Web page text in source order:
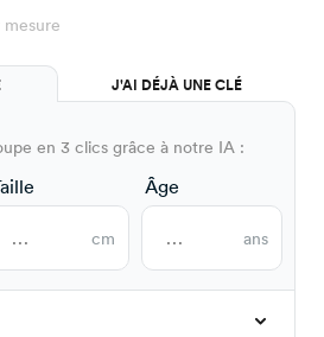
mesure
J'AI DÉJÀ UNE CLÉ
en 3 clics grâce à notre IA :
cm
Âge
ans